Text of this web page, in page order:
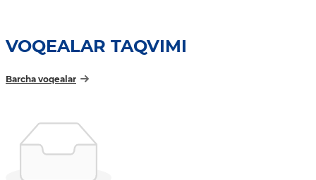
VOQEALAR TAQVIMI
Barcha voqealar